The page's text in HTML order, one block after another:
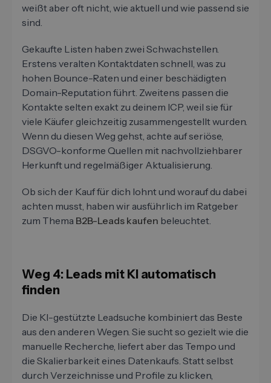
weißt aber oft nicht, wie aktuell und wie passend sie
sind.
Gekaufte Listen haben zwei Schwachstellen.
Erstens veralten Kontaktdaten schnell, was zu
hohen Bounce-Raten und einer beschädigten
Domain-Reputation führt. Zweitens passen die
Kontakte selten exakt zu deinem ICP, weil sie für
viele Käufer gleichzeitig zusammengestellt wurden.
Wenn du diesen Weg gehst, achte auf seriöse,
DSGVO-konforme Quellen mit nachvollziehbarer
Herkunft und regelmäßiger Aktualisierung.
Ob sich der Kauf für dich lohnt und worauf du dabei
achten musst, haben wir ausführlich im Ratgeber
zum Thema B2B-Leads kaufen beleuchtet.
Weg 4: Leads mit KI automatisch
finden
Die KI-gestützte Leadsuche kombiniert das Beste
aus den anderen Wegen. Sie sucht so gezielt wie die
manuelle Recherche, liefert aber das Tempo und
die Skalierbarkeit eines Datenkaufs. Statt selbst
durch Verzeichnisse und Profile zu klicken,